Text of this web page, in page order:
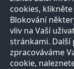
cookies,
Blokování
vliv na Vaší
stránkami.
zpracováváme
cookie,